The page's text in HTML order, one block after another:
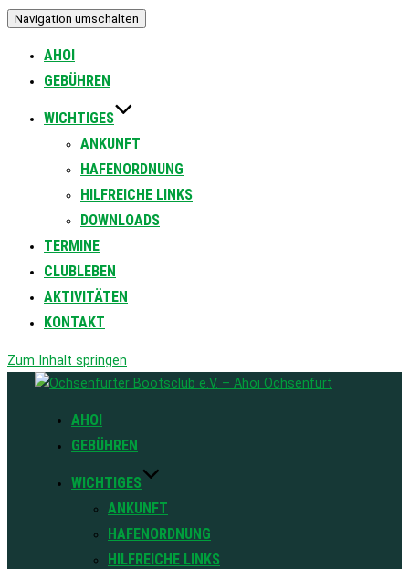
Navigation umschalten
AHOI
GEBÜHREN
WICHTIGES
ANKUNFT
HAFENORDNUNG
HILFREICHE LINKS
DOWNLOADS
TERMINE
CLUBLEBEN
AKTIVITÄTEN
KONTAKT
Zum Inhalt springen
AHOI
GEBÜHREN
WICHTIGES
ANKUNFT
HAFENORDNUNG
HILFREICHE LINKS